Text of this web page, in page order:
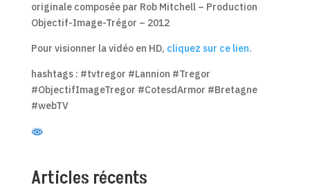
originale composée par Rob Mitchell – Production
Objectif-Image-Trégor – 2012
Pour visionner la vidéo en HD, cliquez sur ce lien.
hashtags : #tvtregor #Lannion #Tregor
#ObjectifImageTregor #CotesdArmor #Bretagne
#webTV
Articles récents